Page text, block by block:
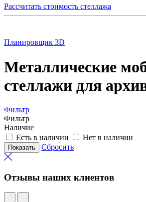
Рассчитать стоимость стеллажа
Планировщик 3D
Металлические
стеллажи для
Фильтр
Фильтр
Наличие
Есть в наличии
Нет в наличии
Сбросить
Отзывы наших клиентов